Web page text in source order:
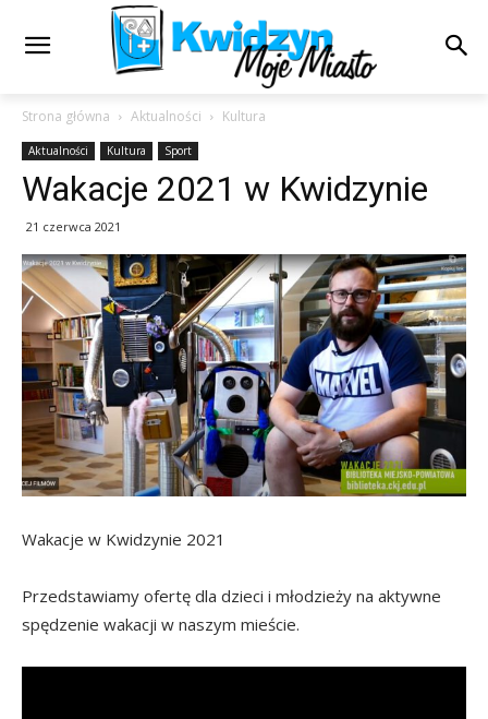
Strona główna Aktualności Kultura
Aktualności Kultura Sport
Wakacje 2021 w Kwidzynie
21 czerwca 2021
Wakacje w Kwidzynie 2021
Przedstawiamy ofertę dla dzieci i młodzieży na aktywne
spędzenie wakacji w naszym mieście.